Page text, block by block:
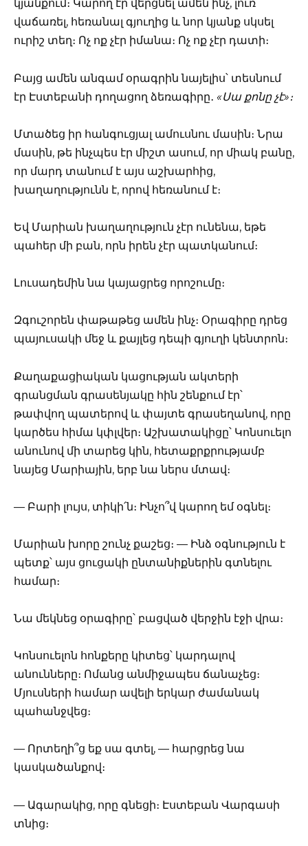
կյանքում։ Կարող էր վերցնել ամեն ինչ, լուռ
վաճառել, հեռանալ գյուղից և նոր կյանք սկսել
ուրիշ տեղ։ Ոչ ոք չէր իմանա։ Ոչ ոք չէր դատի։
Բայց ամեն անգամ օրագրին նայելիս՝ տեսնում
էր Էստեբանի դողացող ձեռագիրը․ «Սա քոնը չէ»։
Մտածեց իր հանգուցյալ ամուսնու մասին։ Նրա
մասին, թե ինչպես էր միշտ ասում, որ միակ բանը,
որ մարդ տանում է այս աշխարհից,
խաղաղությունն է, որով հեռանում է։
Եվ Մարիան խաղաղություն չէր ունենա, եթե
պահեր մի բան, որն իրեն չէր պատկանում։
Լուսադեմին նա կայացրեց որոշումը։
Զգուշորեն փաթաթեց ամեն ինչ։ Օրագիրը դրեց
պայուսակի մեջ և քայլեց դեպի գյուղի կենտրոն։
Քաղաքացիական կացության ակտերի
գրանցման գրասենյակը հին շենքում էր՝
թափվող պատերով և փայտե գրասեղանով, որը
կարծես հիմա կփլվեր։ Աշխատակիցը՝ Կոնսուելո
անունով մի տարեց կին, հետաքրքրությամբ
նայեց Մարիային, երբ նա ներս մտավ։
— Բարի լույս, տիկի՛ն։ Ինչո՞վ կարող եմ օգնել։
Մարիան խորը շունչ քաշեց։ — Ինձ օգնություն է
պետք՝ այս ցուցակի ընտանիքներին գտնելու
համար։
Նա մեկնեց օրագիրը՝ բացված վերջին էջի վրա։
Կոնսուելոն հոնքերը կիտեց՝ կարդալով
անունները։ Ոմանց անմիջապես ճանաչեց։
Մյուսների համար ավելի երկար ժամանակ
պահանջվեց։
— Որտեղի՞ց եք սա գտել, — հարցրեց նա
կասկածանքով։
— Ագարակից, որը գնեցի։ Էստեբան Վարգասի
տնից։